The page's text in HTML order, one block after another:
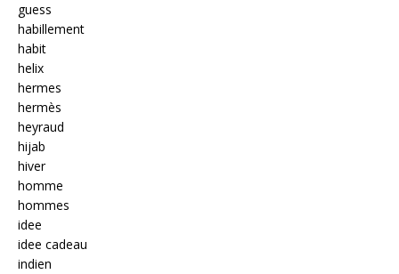
guess
habillement
habit
helix
hermes
hermès
heyraud
hijab
hiver
homme
hommes
idee
idee cadeau
indien